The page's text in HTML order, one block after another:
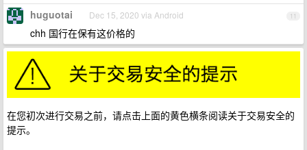
11
huguotai Dec 15, 2020 via Android
chh 国行在保有这价格的
在您初次进行交易之前，请点击上面的黄色横条阅读关于交易安全的
提示。